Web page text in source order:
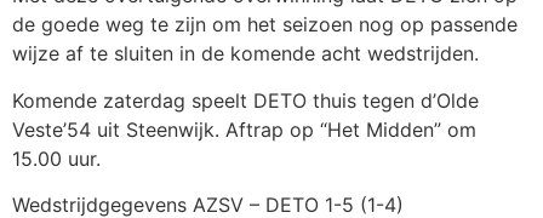
de goede weg te zijn om het seizoen nog op passende
wijze af te sluiten in de komende acht wedstrijden.
Komende zaterdag speelt DETO thuis tegen d’Olde
Veste’54 uit Steenwijk. Aftrap op “Het Midden” om
15.00 uur.
Wedstrijdgegevens AZSV – DETO 1-5 (1-4)